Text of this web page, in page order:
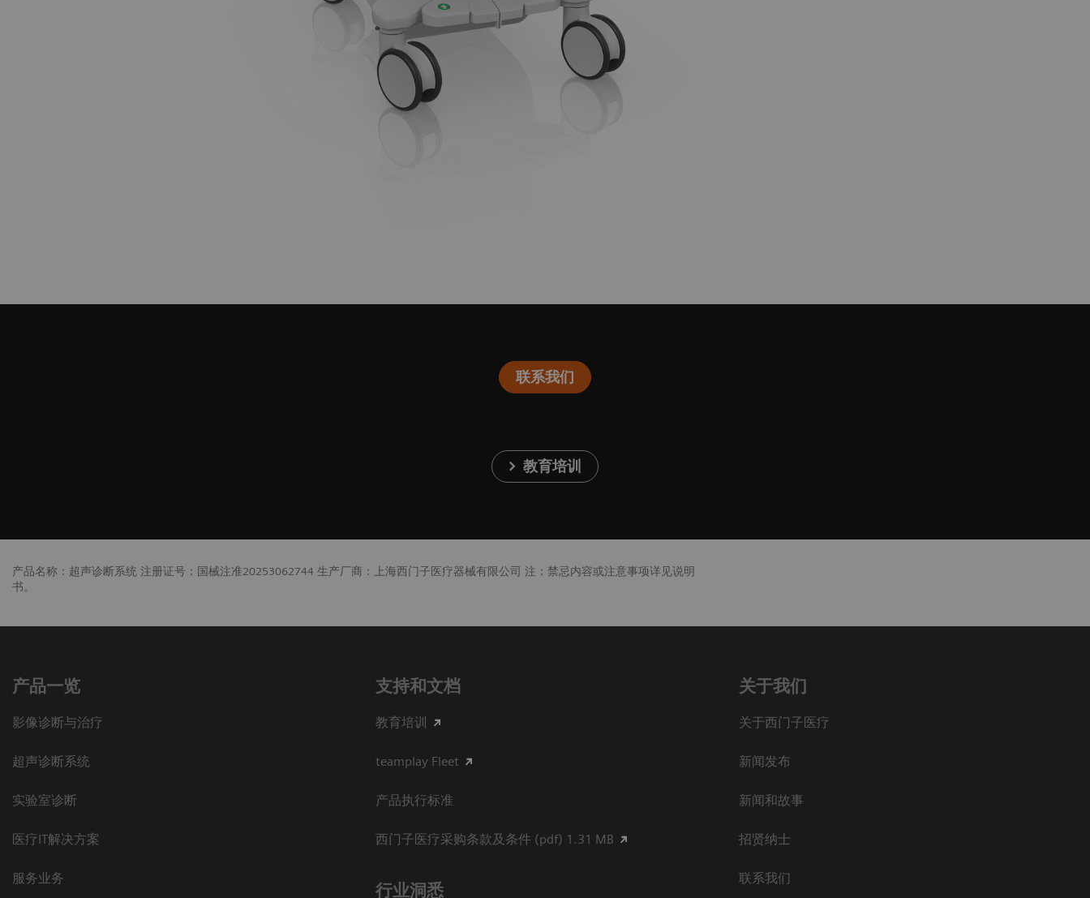
联系我们
教育培训
产品名称：超声诊断系统 注册证号：国械注准20253062744 生产厂商：上海西门子医疗器械有限公司 注：禁忌内容或注意事项详见说明
书。
产品一览
影像诊断与治疗
超声诊断系统
实验室诊断
医疗IT解决方案
服务业务
支持和文档
教育培训
teamplay Fleet
产品执行标准
西门子医疗采购条款及条件 (pdf) 1.31 MB
行业洞悉
关于我们
关于西门子医疗
新闻发布
新闻和故事
招贤纳士
联系我们